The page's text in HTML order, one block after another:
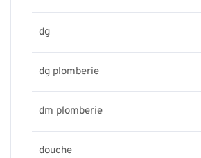
dg
dg plomberie
dm plomberie
douche